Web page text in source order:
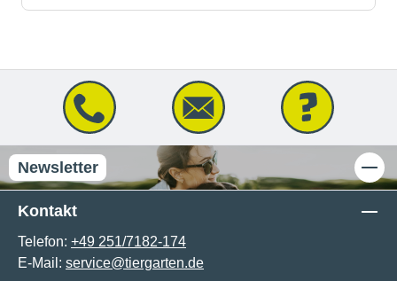
Newsletter
Kontakt
Telefon: +49 251/7182-174
E-Mail: service@tiergarten.de